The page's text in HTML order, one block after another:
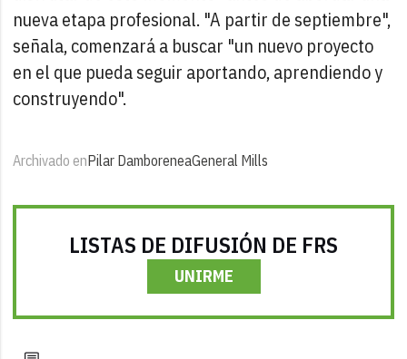
nueva etapa profesional. "A partir de septiembre",
señala, comenzará a buscar "un nuevo proyecto
en el que pueda seguir aportando, aprendiendo y
construyendo".
Archivado enPilar DamboreneaGeneral Mills
LISTAS DE DIFUSIÓN DE FRS
UNIRME